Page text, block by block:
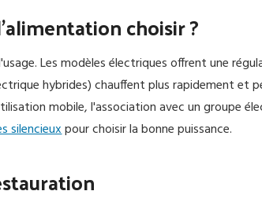
choisir ?
Les modèles électriques offrent une
hybrides) chauffent plus rapidement et
mobile, l'association avec un groupe
silencieuxpour choisir la bonne puissance.